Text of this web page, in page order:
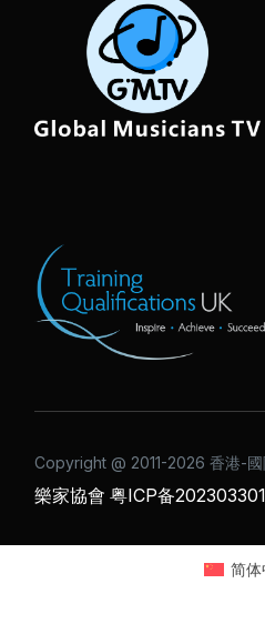
Copyright @ 2011-2026 ⾹港-
樂家協會 粤ICP备
简体